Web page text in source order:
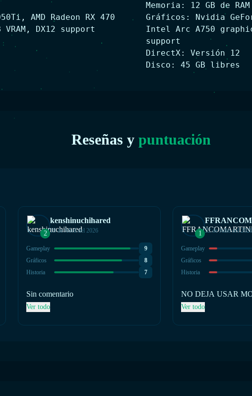
AMD Radeon RX 470
DX12 support
Memoria: 12 GB de RAM
Gráficos: Nvidia
Intel Arc A750
support
DirectX: Versión 12
Disco: 45 GB libres
Reseñas y puntuación
2
kenshinuchihared
19 de Abril del 2026
Gameplay
9
Gráficos
8
Historia
7
Sin comentario
Ver todo
1 22 de Julio del 2026
Gameplay
Gráficos
Historia
NO DEJA USAR
Ver todo